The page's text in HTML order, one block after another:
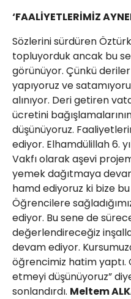
‘FAALİYETLERİMİZ
Sözlerini sürdüren
topluyorduk ancak bu
görünüyor. Çünkü
yapıyoruz ve
alınıyor. Deri getiren
ücretini
düşünüyoruz.
ediyor. Elhamdülillah 6.
Vakfı olarak aşevi
yemek dağıtmaya
hamd ediyoruz ki bize
Öğrencilere
ediyor. Bu sene de
değerlendireceğiz
devam ediyor.
öğrencimiz hatim
etmeyi düşünüyoruz”
sonlandırdı. Meltem